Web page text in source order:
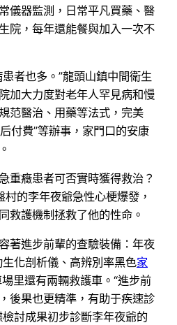
儀器監測，日常平凡買藥、醫
院，每年還能餐與加入一次不
者也多。”龍頭山鎮中間衛生
加大力度對老年人罕見病和慢
范醫治、用藥等法式，完美
付費”等辦事，家門口的安康
重癥患者可否實時獲得救治？
的李年夜爺急性心梗爆發，
救護機制拯救了他的性命。
著進步前輩的查驗裝備：年夜
化剖析儀、高辨別率黑色家
里還有兩輛救護車。“進步前
後果也更精準，有助于疾速診
討成果初步診斷李年夜爺的